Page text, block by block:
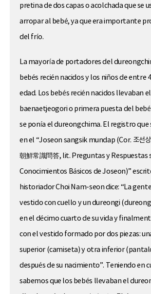
pretina de dos capas o acolchada que se
arropar al bebé, ya que era importante
del frío.
La mayoría de portadores del
bebés recién nacidos y los niños de entre
edad. Los bebés recién nacidos llevaban el
baenaetjeogori o primera puesta del
se ponía el dureongchima. El registro que
en el “Joseon sangsik mundap (Cor. 조선상
朝鮮常識問答, lit. Preguntas y Respuestas
Conocimientos Básicos de Joseon)”
historiador Choi Nam-seon dice: “La
vestido con cuello y un dureongi
en el décimo cuarto de su vida y
con el vestido formado por dos piezas:
superior (camiseta) y otra inferior
después de su nacimiento”. Teniendo en
sabemos que los bebés llevaban el